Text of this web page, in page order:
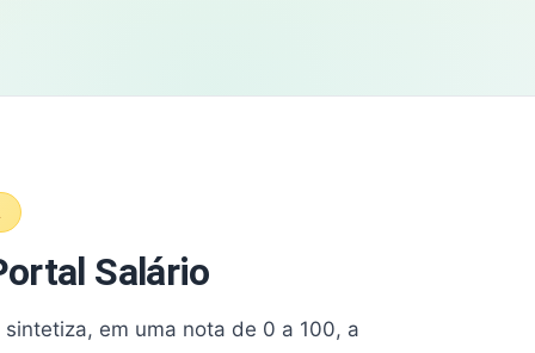
Salário
em uma nota de 0 a 100, a